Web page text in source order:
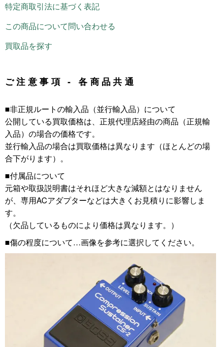
特定商取引法に基づく表記
この商品について問い合わせる
買取品を探す
ご注意事項 - 各商品共通
■非正規ルートの輸入品（並行輸入品）について
公開している買取価格は、正規代理店経由の商品（正規輸
入品）の場合の価格です。
並行輸入品の場合は買取価格は異なります（ほとんどの場
合下がります）。
■付属品について
元箱や取扱説明書はそれほど大きな減額とはなりません
が、専用ACアダプターなどは大きくお見積りに影響しま
す。
（欠品しているものにより価格は異なります。）
■傷の程度について…画像を参考に選択してください。